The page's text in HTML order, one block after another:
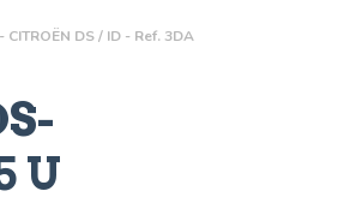
DS / ID - Ref. 3DA
U